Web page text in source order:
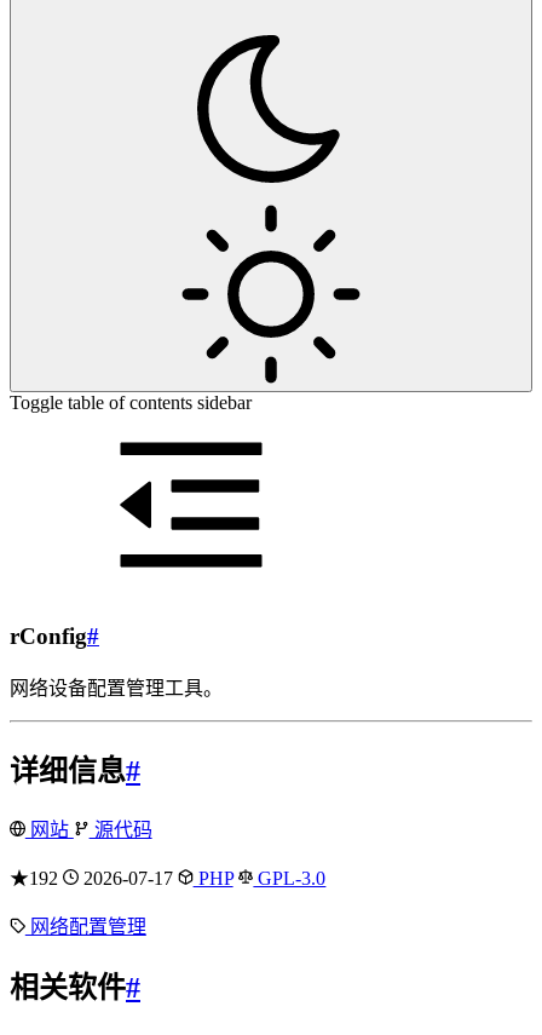
Toggle table of contents sidebar
rConfig#
网络设备配置管理工具。
详细信息#
网站 源代码
★192 2026-07-17 PHP GPL-3.0
网络配置管理
相关软件#